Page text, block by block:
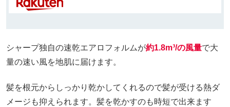
シャープ独自の速乾エアロフォルムが約1.8m³/の風量で大
量の速い風を地肌に届けます。
髪を根元からしっかり乾かしてくれるので髪が受ける熱ダ
メージも抑えられます。髪を乾かすのも時短で出来ます